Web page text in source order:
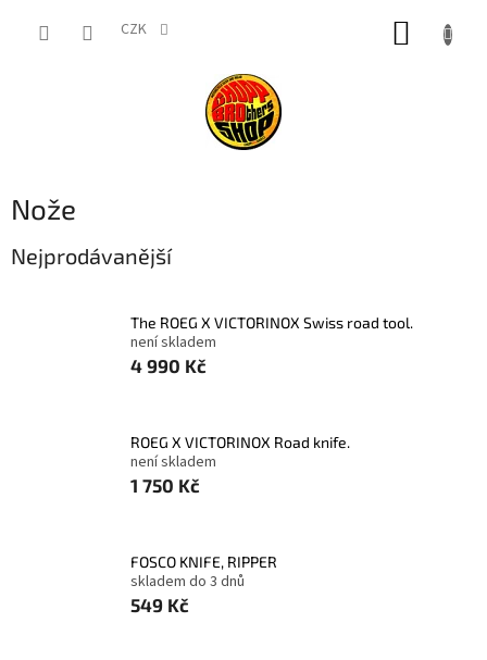
CZK
Nože
Nejprodávanější
The ROEG X VICTORINOX Swiss road tool.
není skladem
4 990 Kč
ROEG X VICTORINOX Road knife.
není skladem
1 750 Kč
FOSCO KNIFE, RIPPER
skladem do 3 dnů
549 Kč